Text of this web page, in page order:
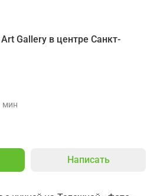
Gallery в центре Санкт-
мин
Написать